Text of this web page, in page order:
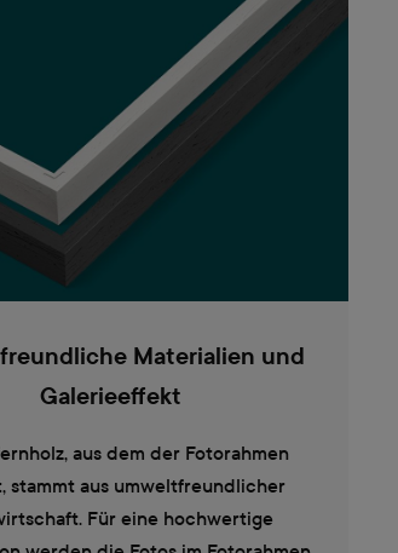
Materialien und
Galerieeffekt
aus dem der Fotorahmen
stammt aus umweltfreundlicher
Für eine hochwertige